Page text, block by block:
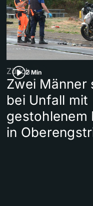
2 Min
Zürich
Zwei Männer
bei Unfall mit
gestohlenem
in